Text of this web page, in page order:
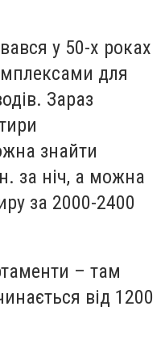
у 50-х роках
для
Зараз
знайти
за ніч, а можна
за 2000-2400
– там
від 1200